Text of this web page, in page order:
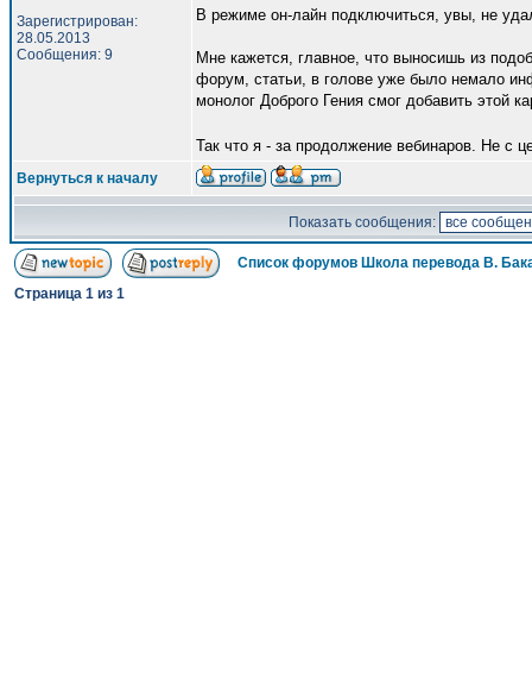
Зарегистрирован:
28.05.2013
Сообщения: 9
В режиме он-лайн подключиться, увы, не
Мне кажется, главное, что выносишь из
форум, статьи, в голове уже было немало
монолог Доброго Гения смог добавить этой
Так что я - за продолжение вебинаров. Не с
Вернуться к началу
Показать сообщения:
Список форумов Школа перевода В.
Страница 1 из 1